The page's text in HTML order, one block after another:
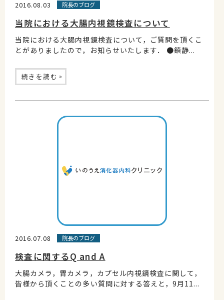
2016.08.03 院長のブログ
当院における大腸内視鏡検査について
当院における大腸内視鏡検査について，ご質問を頂くこ
とがありましたので，お知らせいたします． ●鎮静...
続きを読む »
2016.07.08 院長のブログ
検査に関するQ and A
大腸カメラ，胃カメラ，カプセル内視鏡検査に関して，
皆様から頂くことの多い質問に対する答えと，9月11...